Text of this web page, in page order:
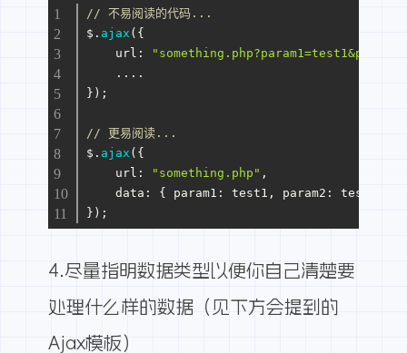
// 不易阅读的代码...
$. ajax ({
url :
    ....
});
// 更易阅读...
$. ajax ({
url : "something.php" ,
data : { param1 : test1, param2 : test2 }
});
4.尽量指明数据类型以便你自己清楚要
处理什么样的数据（见下方会提到的
Ajax模板）